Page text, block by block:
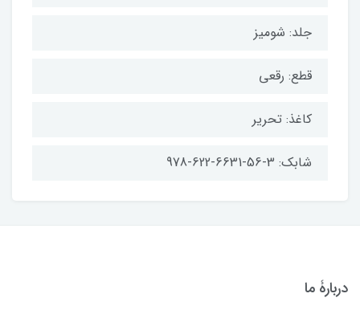
جلد: شومیز
قطع: رقعی
کاغذ: تحریر
شابک: 3-56-6631-622-978
دربارۀ ما